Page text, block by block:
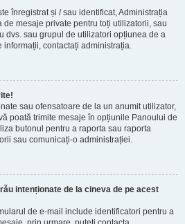
înregistrat și / sau identificat, Administrația
de mesaje private pentru toți utilizatorii, sau
dvs. sau grupul de utilizatori opțiunea de a
informații, contactați administrația.
sau ofensatoare de la un anumit utilizator,
poată trimite mesaje în opțiunile Panoului de
butonul pentru a raporta sau raporta
sau comunicați-o administrației.
intenționate de la cineva de pe acest
de e-mail include identificatori pentru a